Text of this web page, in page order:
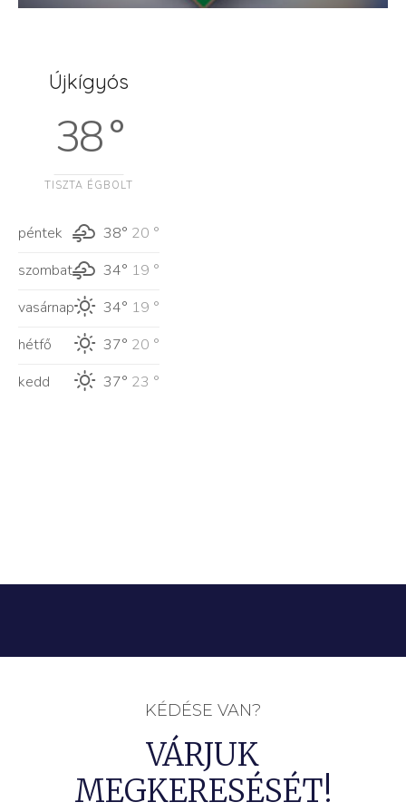
Újkígyós
38 °
TISZTA ÉGBOLT
péntek 38° 20 °
szombat
34° 19 °
vasárnap
34° 19 °
hétfő
37° 20 °
kedd
37° 23 °
KÉDÉSE VAN?
VÁRJUK
MEGKERESÉSÉT!